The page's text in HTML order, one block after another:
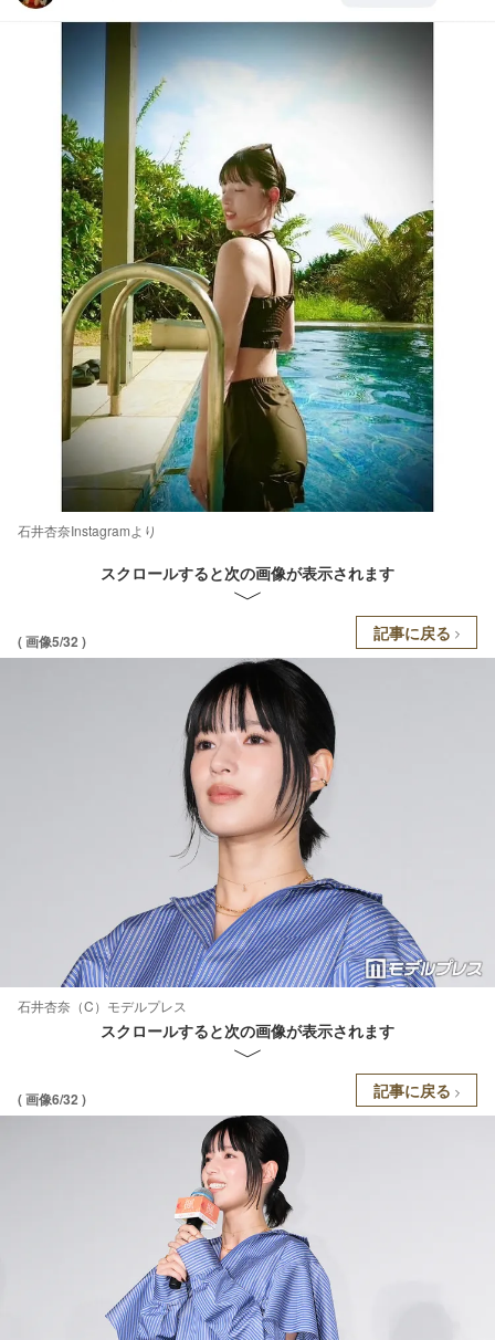
石井杏奈Instagramより
スクロールすると次の画像が表示されます
( 画像5/32 ) 記事に戻る
石井杏奈（C）モデルプレス
スクロールすると次の画像が表示されます
( 画像6/32 ) 記事に戻る